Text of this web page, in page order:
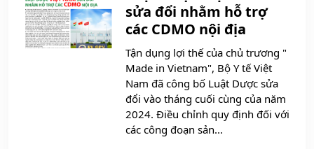
sửa đổi nhằm hỗ trợ
các CDMO nội địa
Tận dụng lợi thế của chủ trương "
Made in Vietnam", Bộ Y tế Việt
Nam đã công bố Luật Dược sửa
đổi vào tháng cuối cùng của năm
2024. Điều chỉnh quy định đối với
các công đoạn sản...